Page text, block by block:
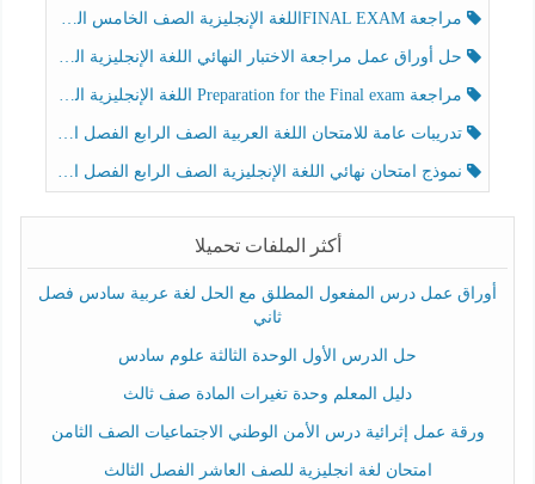
مراجعة FINAL EXAMاللغة الإنجليزية الصف الخامس الفصل الثالث
حل أوراق عمل مراجعة الاختبار النهائي اللغة الإنجليزية الصف الرابع الفصل الثالث
مراجعة Preparation for the Final exam اللغة الإنجليزية الصف الرابع الفصل الثالث
تدريبات عامة للامتحان اللغة العربية الصف الرابع الفصل الثالث
نموذج امتحان نهائي اللغة الإنجليزية الصف الرابع الفصل الثالث
أكثر الملفات تحميلا
أوراق عمل درس المفعول المطلق مع الحل لغة عربية سادس فصل
ثاني
حل الدرس الأول الوحدة الثالثة علوم سادس
دليل المعلم وحدة تغيرات المادة صف ثالث
ورقة عمل إثرائية درس الأمن الوطني الاجتماعيات الصف الثامن
امتحان لغة انجليزية للصف العاشر الفصل الثالث